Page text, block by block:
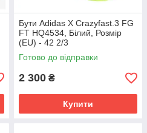
Бути Adidas X Crazyfast.3 FG
FT HQ4534, Білий, Розмір
(EU) - 42 2/3
Готово до відправки
2 300 ₴
Купити